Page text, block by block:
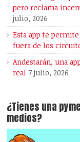
pero reclama
julio, 2026
Esta app te
fuera de los
Andestarán, una
real 7 julio, 2026
¿Tienes una pyme o
medios?